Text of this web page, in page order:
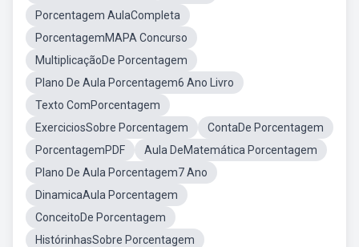
Porcentagem AulaCompleta
PorcentagemMAPA Concurso
MultiplicaçãoDe Porcentagem
Plano De Aula Porcentagem6 Ano Livro
Texto ComPorcentagem
ExerciciosSobre Porcentagem
ContaDe Porcentagem
PorcentagemPDF
Aula DeMatemática Porcentagem
Plano De Aula Porcentagem7 Ano
DinamicaAula Porcentagem
ConceitoDe Porcentagem
HistórinhasSobre Porcentagem